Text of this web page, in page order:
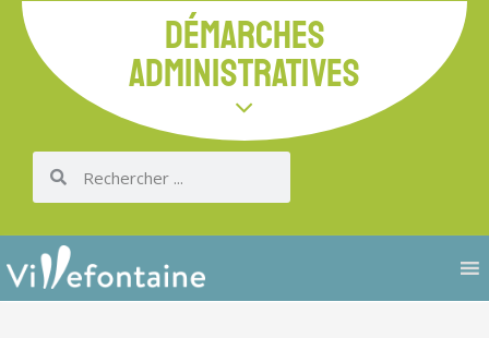
DÉMARCHES
ADMINISTRATIVES